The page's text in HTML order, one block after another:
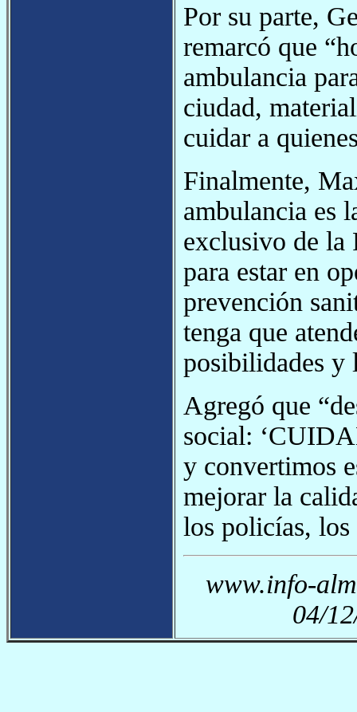
Por su parte,
remarcó que
ambulancia
ciudad,
cuidar a
Finalmente,
ambulancia es
exclusivo de la
para estar en
prevención
tenga que
posibilidades y
Agregó que
social:
y convertimos
mejorar la
los policías,
www.info-
04/